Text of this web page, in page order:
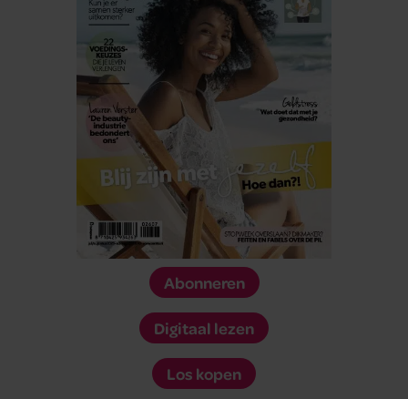
Abonneren
Digitaal lezen
Los kopen